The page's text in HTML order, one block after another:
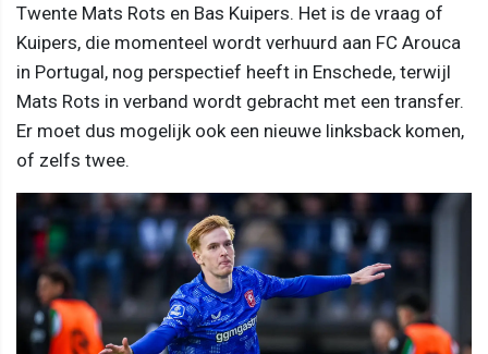
Twente Mats Rots en Bas Kuipers. Het is de vraag of
Kuipers, die momenteel wordt verhuurd aan FC Arouca
in Portugal, nog perspectief heeft in Enschede, terwijl
Mats Rots in verband wordt gebracht met een transfer.
Er moet dus mogelijk ook een nieuwe linksback komen,
of zelfs twee.